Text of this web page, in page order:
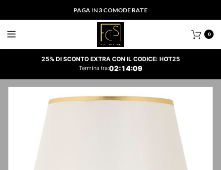
PAGA IN 3 COMODE RATE
0
25% DI SCONTO EXTRA CON IL CODICE: HOT25
Termina tra:02:14:08